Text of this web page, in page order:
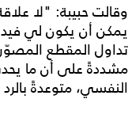
وقالت حبيبة: "لا
يمكن أن يكون لي
تداول المقطع
مشددةً على أن ما
النفسي، متوعدةً